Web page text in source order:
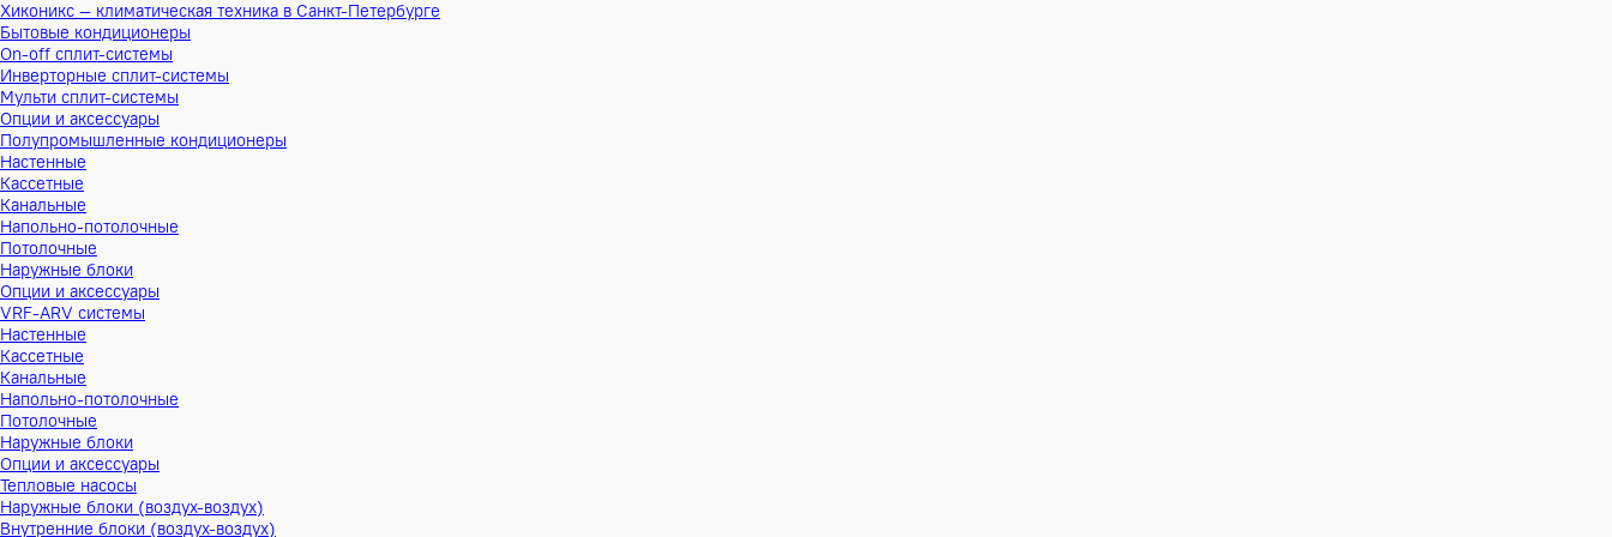
Хиконикс — климатическая техника в Санкт-Петербурге
Бытовые кондиционеры
On-off сплит-системы
Инверторные сплит-системы
Мульти сплит-системы
Опции и аксессуары
Полупромышленные кондиционеры
Настенные
Кассетные
Канальные
Напольно-потолочные
Потолочные
Наружные блоки
Опции и аксессуары
VRF-ARV системы
Настенные
Кассетные
Канальные
Напольно-потолочные
Потолочные
Наружные блоки
Опции и аксессуары